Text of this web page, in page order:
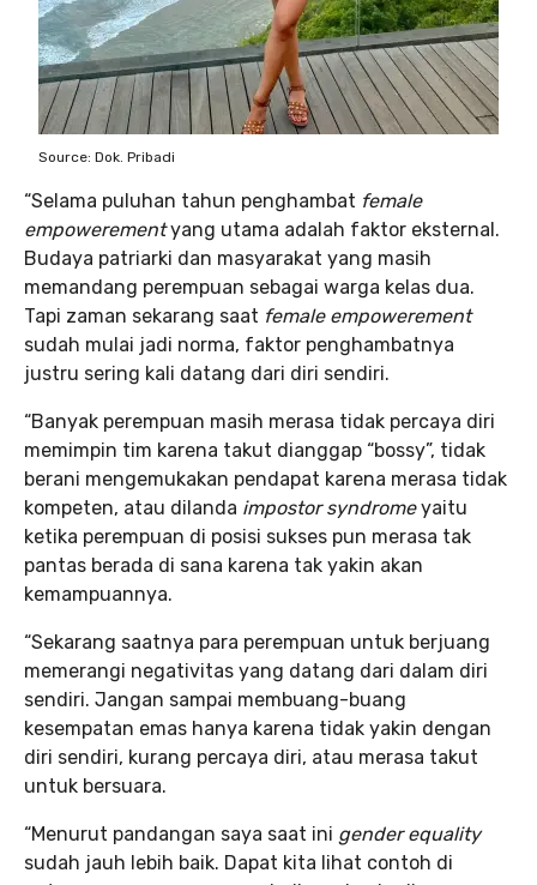
Source: Dok. Pribadi
“Selama puluhan tahun penghambat female
empowerementyang utama adalah faktor eksternal.
Budaya patriarki dan masyarakat yang masih
memandang perempuan sebagai warga kelas dua.
Tapi zaman sekarang saat female empowerement
sudah mulai jadi norma, faktor penghambatnya
justru sering kali datang dari diri sendiri.
“Banyak perempuan masih merasa tidak percaya diri
memimpin tim karena takut dianggap “bossy”, tidak
berani mengemukakan pendapat karena merasa tidak
kompeten, atau dilanda impostor syndromeyaitu
ketika perempuan di posisi sukses pun merasa tak
pantas berada di sana karena tak yakin akan
kemampuannya.
“Sekarang saatnya para perempuan untuk berjuang
memerangi negativitas yang datang dari dalam diri
sendiri. Jangan sampai membuang-buang
kesempatan emas hanya karena tidak yakin dengan
diri sendiri, kurang percaya diri, atau merasa takut
untuk bersuara.
“Menurut pandangan saya saat ini gender equality
sudah jauh lebih baik. Dapat kita lihat contoh di